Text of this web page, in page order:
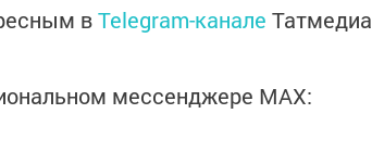
вTelegram-канале Татмедиа
мессенджере MАХ: